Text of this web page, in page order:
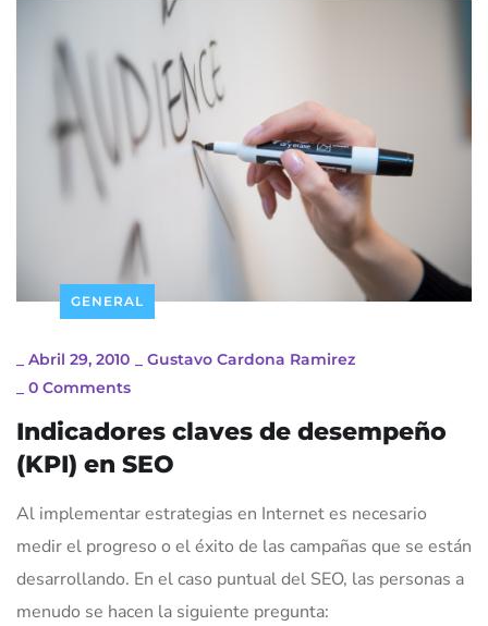
GENERAL
Abril 29, 2010
Gustavo Cardona Ramirez
0 Comments
Indicadores claves de desempeño
(KPI) en SEO
Al implementar estrategias en Internet es necesario
medir el progreso o el éxito de las campañas que se están
desarrollando. En el caso puntual del SEO, las personas a
menudo se hacen la siguiente pregunta: